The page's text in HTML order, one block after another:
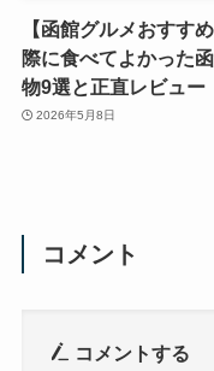
【函館グルメおすす
際に食べてよかった
物9選と正直レビュー
2026年5月8日
コメント
コメントする